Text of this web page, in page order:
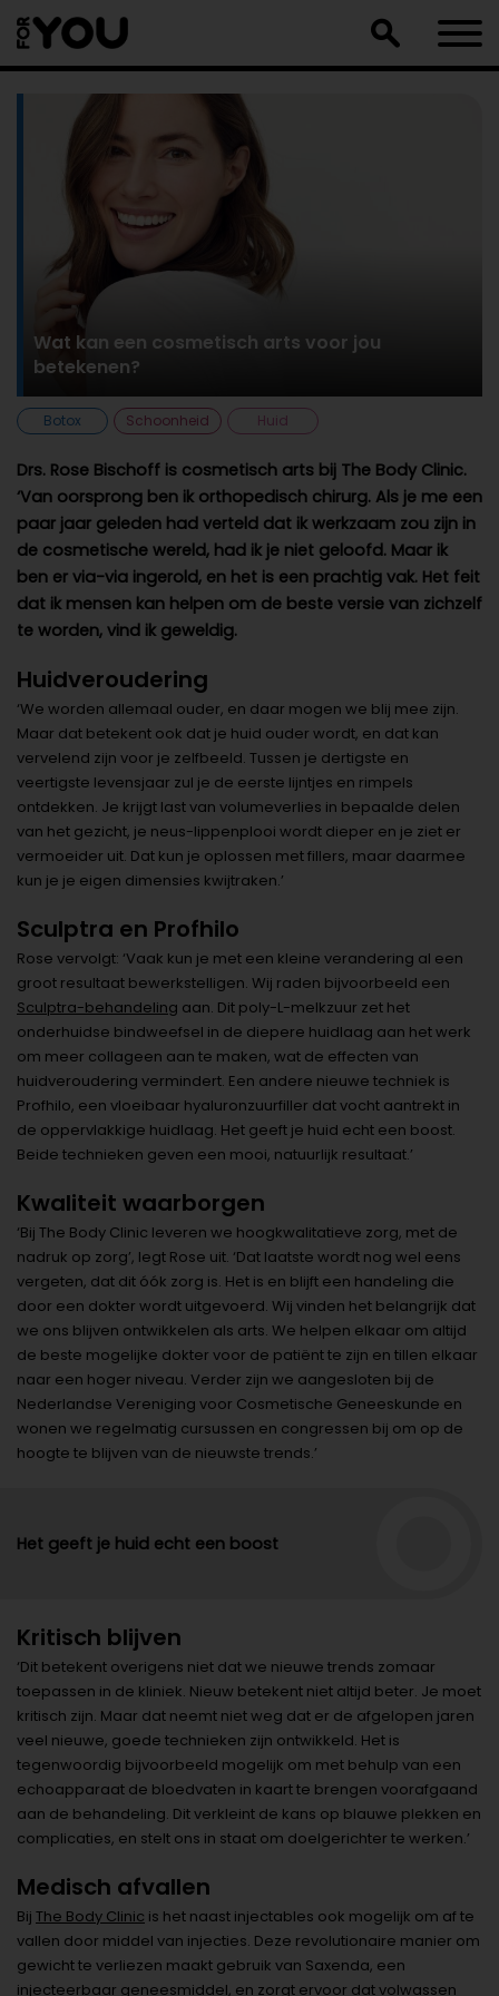
naar
artikel
Wat kan een cosmetisch arts voor jou
betekenen?
Botox Schoonheid Huid
Drs. Rose Bischoff is cosmetisch arts bij The Body Clinic.
‘Van oorsprong ben ik orthopedisch chirurg. Als je me een
paar jaar geleden had verteld dat ik werkzaam zou zijn in
de cosmetische wereld, had ik je niet geloofd. Maar ik
ben er via-via ingerold, en het is een prachtig vak. Het feit
dat ik mensen kan helpen om de beste versie van zichzelf
te worden, vind ik geweldig.
Huidveroudering
‘We worden allemaal ouder, en daar mogen we blij mee zijn.
Maar dat betekent ook dat je huid ouder wordt, en dat kan
vervelend zijn voor je zelfbeeld. Tussen je dertigste en
veertigste levensjaar zul je de eerste lijntjes en rimpels
ontdekken. Je krijgt last van volumeverlies in bepaalde delen
van het gezicht, je neus-lippenplooi wordt dieper en je ziet er
vermoeider uit. Dat kun je oplossen met fillers, maar daarmee
kun je je eigen dimensies kwijtraken.’
Sculptra en Profhilo
Rose vervolgt: ‘Vaak kun je met een kleine verandering al een
groot resultaat bewerkstelligen. Wij raden bijvoorbeeld een
Sculptra-behandeling aan. Dit poly-L-melkzuur zet het
onderhuidse bindweefsel in de diepere huidlaag aan het werk
om meer collageen aan te maken, wat de effecten van
huidveroudering vermindert. Een andere nieuwe techniek is
Profhilo, een vloeibaar hyaluronzuurfiller dat vocht aantrekt in
de oppervlakkige huidlaag. Het geeft je huid echt een boost.
Beide technieken geven een mooi, natuurlijk resultaat.’
Kwaliteit waarborgen
‘Bij The Body Clinic leveren we hoogkwalitatieve zorg, met de
nadruk op zorg’, legt Rose uit. ‘Dat laatste wordt nog wel eens
vergeten, dat dit óók zorg is. Het is en blijft een handeling die
door een dokter wordt uitgevoerd. Wij vinden het belangrijk dat
we ons blijven ontwikkelen als arts. We helpen elkaar om altijd
de beste mogelijke dokter voor de patiënt te zijn en tillen elkaar
naar een hoger niveau. Verder zijn we aangesloten bij de
Nederlandse Vereniging voor Cosmetische Geneeskunde en
wonen we regelmatig cursussen en congressen bij om op de
hoogte te blijven van de nieuwste trends.’
Het geeft je huid echt een boost
Kritisch blijven
‘Dit betekent overigens niet dat we nieuwe trends zomaar
toepassen in de kliniek. Nieuw betekent niet altijd beter. Je moet
kritisch zijn. Maar dat neemt niet weg dat er de afgelopen jaren
veel nieuwe, goede technieken zijn ontwikkeld. Het is
tegenwoordig bijvoorbeeld mogelijk om met behulp van een
echoapparaat de bloedvaten in kaart te brengen voorafgaand
aan de behandeling. Dit verkleint de kans op blauwe plekken en
complicaties, en stelt ons in staat om doelgerichter te werken.’
Medisch afvallen
Bij The Body Clinic is het naast injectables ook mogelijk om af te
vallen door middel van injecties. Deze revolutionaire manier om
gewicht te verliezen maakt gebruik van Saxenda, een
injecteerbaar geneesmiddel, en zorgt ervoor dat volwassen